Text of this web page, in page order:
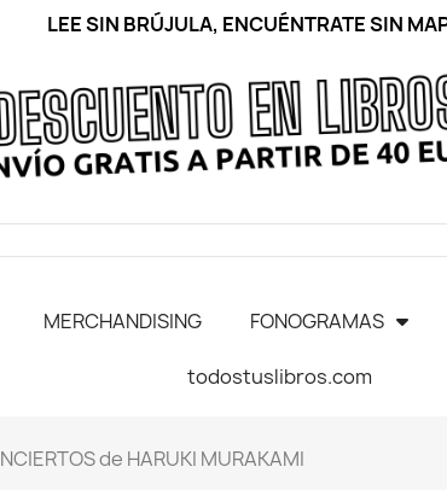
LEE SIN BRÚJULA, ENCUÉNTRATE SIN
MERCHANDISING FONOGRAMAS
todostuslibros.com
de HARUKI MURAKAMI